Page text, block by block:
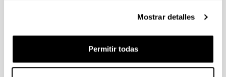
Mostrar detalles
Permitir todas
CONVOCATORIA DE AYUDAS A GRUPOS DE
UNIVERSITARIOS NUEVOS
Plazo de presentación cerrado: 08/04/2026 - 27/04/2026 23:59